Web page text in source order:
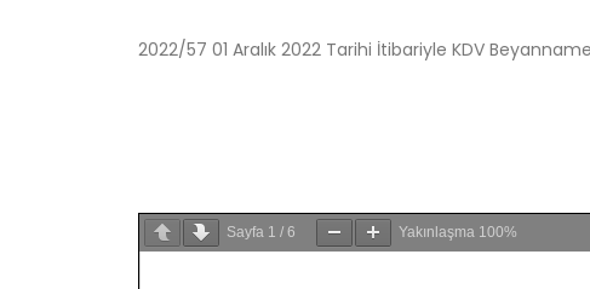
2022/57 01 Aralık 2022 Tarihi İtibariyle KDV
Sayfa 1 / 6 Yakınlaşma 100%